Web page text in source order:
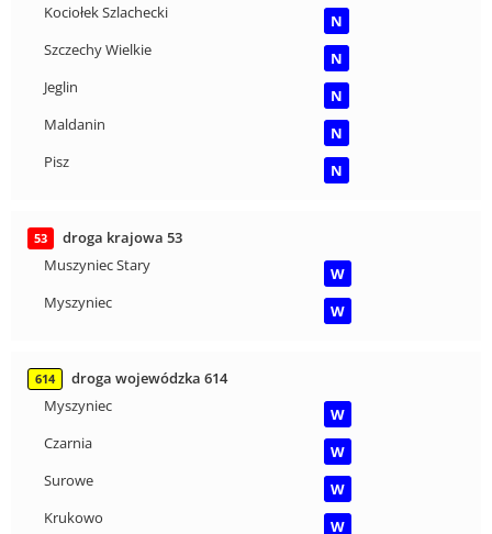
Kociołek Szlachecki
N
Szczechy Wielkie
N
Jeglin
N
Maldanin
N
Pisz
N
53
droga krajowa 53
Muszyniec Stary
W
Myszyniec
W
614
droga wojewódzka 614
Myszyniec
W
Czarnia
W
Surowe
W
Krukowo
W